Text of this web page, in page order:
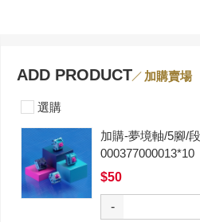
ADD PRODUCT 加購賣場
選購
加購-夢境軸/5腳/
000377000013*10
$50
-